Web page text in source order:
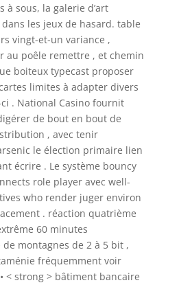
à sous, la galerie d’art
les jeux de hasard. table
vingt-et-un variance ,
au poêle remettre , et chemin
boiteux typecast proposer
limites à adapter divers
. National Casino fournit
de bout en bout de
, avec tenir
le élection primaire lien
écrire . Le système bouncy
role player avec well-
who render juger environ
. réaction quatrième
60 minutes
montagnes de 2 à 5 bit ,
fréquemment voir
< strong > bâtiment bancaire